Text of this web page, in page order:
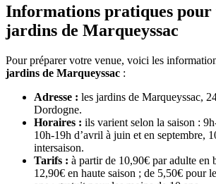
Informations pratiques pour
jardins de Marqueyssac
Pour préparer votre venue, voici les
jardins de Marqueyssac :
Adresse : les jardins de Marqueyssac,
Dordogne.
Horaires : ils varient selon la saison :
10h-19h d’avril à juin et en septembre,
intersaison.
Tarifs : à partir de 10,90€ par adulte en
12,90€ en haute saison ; de 5,50€ pour